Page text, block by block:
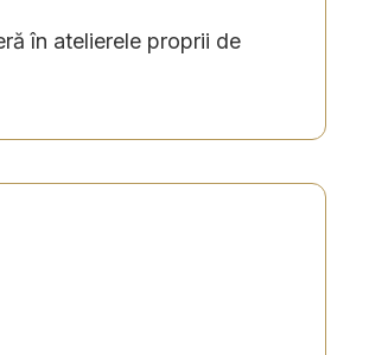
în atelierele proprii de